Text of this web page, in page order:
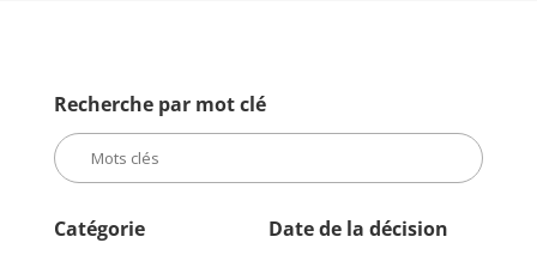
Recherche par mot clé
Catégorie Date de la décision